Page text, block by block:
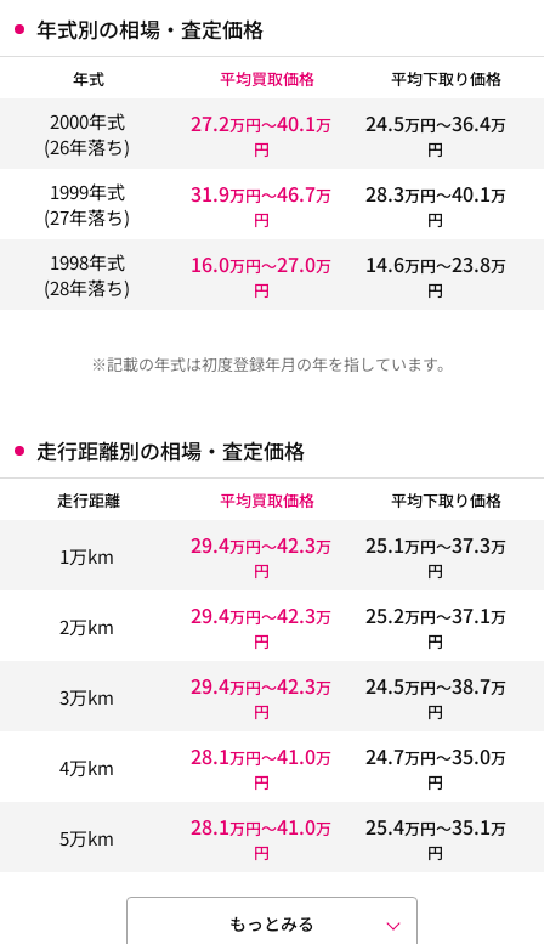
年式別の相場・査定価格
年式 平均買取価格 平均下取り価格
2000年式
(26年落ち)
27.2万円〜40.1万
円
24.5万円〜36.4万
円
1999年式
(27年落ち)
31.9万円〜46.7万
円
28.3万円〜40.1万
円
1998年式
(28年落ち)
16.0万円〜27.0万
円
14.6万円〜23.8万
円
※記載の年式は初度登録年月の年を指しています。
走行距離別の相場・査定価格
走行距離 平均買取価格 平均下取り価格
1万km 29.4万円〜42.3万
円
25.1万円〜37.3万
円
2万km 29.4万円〜42.3万
円
25.2万円〜37.1万
円
3万km 29.4万円〜42.3万
円
24.5万円〜38.7万
円
4万km 28.1万円〜41.0万
円
24.7万円〜35.0万
円
5万km 28.1万円〜41.0万
円
25.4万円〜35.1万
円
もっとみる